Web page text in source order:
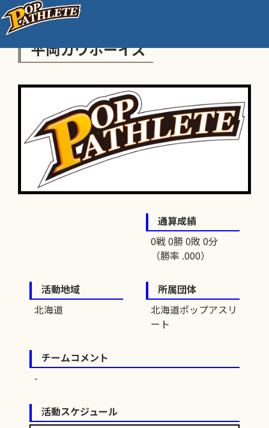
平岡カウボーイズ
通算成績
0戦 0勝 0敗 0分
（勝率 .000）
活動地域
北海道
所属団体
北海道ポップアスリ
ート
チームコメント
活動スケジュール